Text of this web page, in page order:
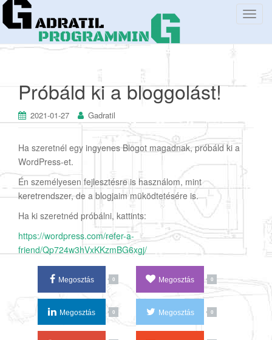
T
g
Próbáld ki a bloggolást!
2021-01-27 Gadratil
Ha szeretnél egy ingyenes Blogot magadnak, próbáld ki a
WordPress-et.
Én személyesen fejlesztésre is használom, mint
keretrendszer, de a blogjaim müködtetésére is.
Ha ki szeretnéd próbálni, kattints:
https://wordpress.com/refer-a-
friend/Qp724w3hVxKKzmBG6xgj/
Megosztás 0 Megosztás 0
Megosztás 0 Megosztás 0